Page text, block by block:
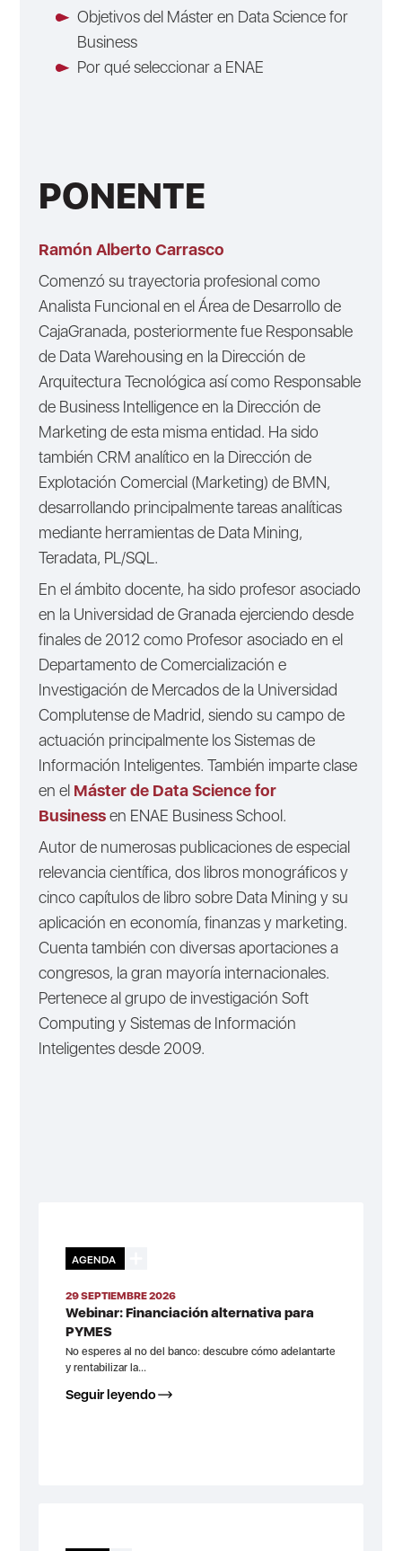
Objetivos del Máster en Data Science for
Business
Por qué seleccionar a ENAE
PONENTE
Ramón Alberto Carrasco
Comenzó su trayectoria profesional como
Analista Funcional en el Área de Desarrollo de
CajaGranada, posteriormente fue Responsable
de Data Warehousing en la Dirección de
Arquitectura Tecnológica así como Responsable
de Business Intelligence en la Dirección de
Marketing de esta misma entidad. Ha sido
también CRM analítico en la Dirección de
Explotación Comercial (Marketing) de BMN,
desarrollando principalmente tareas analíticas
mediante herramientas de Data Mining,
Teradata, PL/SQL.
En el ámbito docente, ha sido profesor asociado
en la Universidad de Granada ejerciendo desde
finales de 2012 como Profesor asociado en el
Departamento de Comercialización e
Investigación de Mercados de la Universidad
Complutense de Madrid, siendo su campo de
actuación principalmente los Sistemas de
Información Inteligentes. También imparte clase
en el Máster de Data Science for
Businessen ENAE Business School.
Autor de numerosas publicaciones de especial
relevancia científica, dos libros monográficos y
cinco capítulos de libro sobre Data Mining y su
aplicación en economía, finanzas y marketing.
Cuenta también con diversas aportaciones a
congresos, la gran mayoría internacionales.
Pertenece al grupo de investigación Soft
Computing y Sistemas de Información
Inteligentes desde 2009.
AGENDA
29 SEPTIEMBRE 2026
Webinar: Financiación alternativa para
PYMES
No esperes al no del banco: descubre cómo adelantarte
y rentabilizar la...
Seguir leyendo